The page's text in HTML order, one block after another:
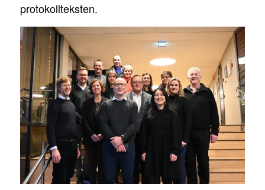
protokollteksten.